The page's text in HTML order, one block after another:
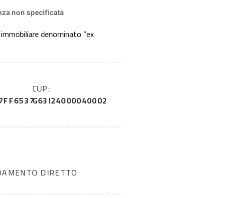
non specificata
denominato “ex
CUP:
G63I24000040002
DIRETTO